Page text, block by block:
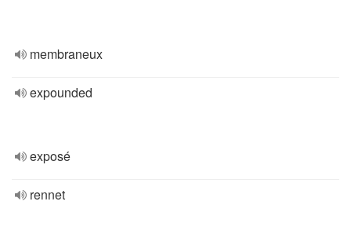
membraneux
expounded
exposé
rennet